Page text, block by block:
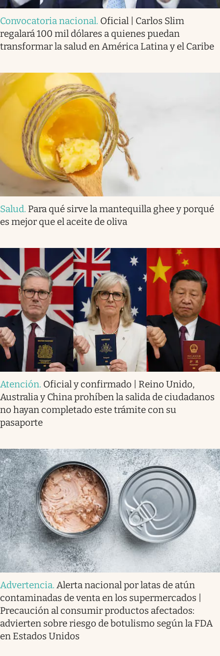
Convocatoria nacional. Oficial | Carlos Slim
regalará 100 mil dólares a quienes puedan
transformar la salud en América Latina y el Caribe
Salud. Para qué sirve la mantequilla ghee y porqué
es mejor que el aceite de oliva
Atención. Oficial y confirmado | Reino Unido,
Australia y China prohíben la salida de ciudadanos
no hayan completado este trámite con su
pasaporte
Advertencia. Alerta nacional por latas de atún
contaminadas de venta en los supermercados |
Precaución al consumir productos afectados:
advierten sobre riesgo de botulismo según la FDA
en Estados Unidos